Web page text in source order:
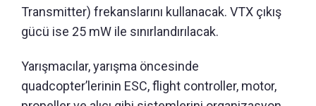
Transmitter) frekanslarını kullanacak. VTX çıkış
gücü ise 25 mW ile sınırlandırılacak.
Yarışmacılar, yarışma öncesinde
quadcopter’lerinin ESC, flight controller, motor,